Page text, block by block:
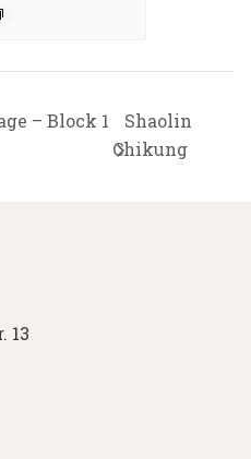
– Block 1
Shaolin
Chikung
13